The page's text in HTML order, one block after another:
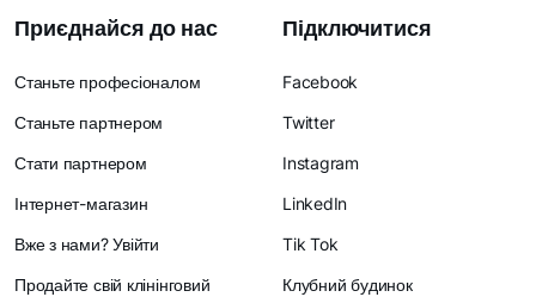
Приєднайся до нас
Станьте професіоналом
Станьте партнером
Стати партнером
Інтернет-магазин
Вже з нами? Увійти
Продайте свій клінінговий
Підключитися
Facebook
Twitter
Instagram
LinkedIn
Tik Tok
Клубний будинок